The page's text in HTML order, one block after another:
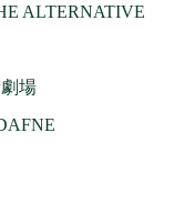
ALTERNATIVE
場